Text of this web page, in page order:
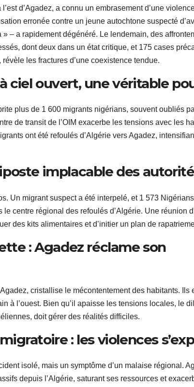
d’Agadez, a connu un embrasement d’une
erronée contre un jeune autochtone suspecté
– a rapidement dégénéré. Le lendemain, des
dont deux dans un état critique, et 175 cases
les fractures d’une coexistence tendue.
ciel ouvert, une véritable
plus de 1 600 migrants nigérians, souvent oubliés
de transit de l’OIM exacerbe les tensions avec les
ont été refoulés d’Algérie vers Agadez,
implacable des
Un migrant suspect a été interpelé, et 1 573
centre régional des refoulés d’Algérie. Une réunion
des kits alimentaires et d’initier un plan de
: Agadez réclame son
cristallise le mécontentement des habitants. Ils
à l’ouest. Bien qu’il apaisse les tensions locales, le
doit gérer des réalités difficiles.
: les violences
isolé, mais un symptôme d’un malaise régional.
depuis l’Algérie, saturant ses ressources et